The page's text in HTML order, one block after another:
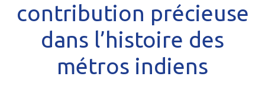
contribution précieuse
dans l’histoire des
métros indiens